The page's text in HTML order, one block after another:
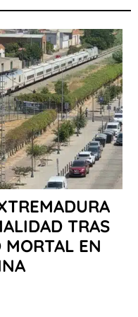
TRAS
EN